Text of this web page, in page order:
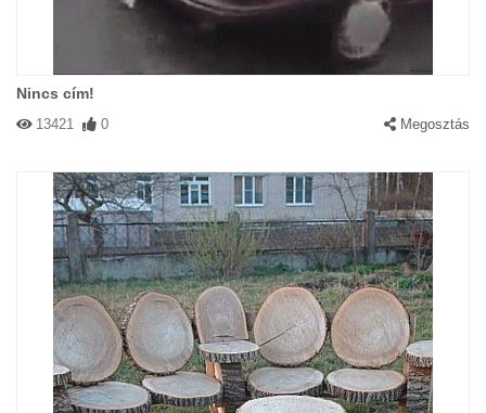
Nincs cím!
13421 0 Megosztás